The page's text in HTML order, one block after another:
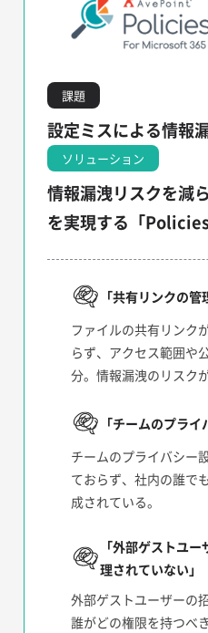
課題
設定ミスによる情報
ソリューション
情報漏洩リスクを減
を実現する「
「共有リンクの管
ファイルの共有リンク
らず、アクセス範囲や
分。情報漏洩のリスク
「チームのプライ
チームのプライバシー
ておらず、社内の誰で
成されている。
「外部ゲストユ
理されていない」
外部ゲストユーザーの
誰がどの権限を持つべ